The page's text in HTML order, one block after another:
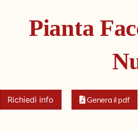
Pianta
Richiedi info Genera il pdf